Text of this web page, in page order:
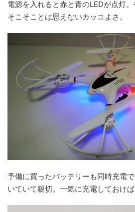
電源を入れると赤と青のLEDが点灯
そこそことは思えないカッコよさ。
予備に買ったバッテリーも同時充電
いていて親切。一気に充電しておけば